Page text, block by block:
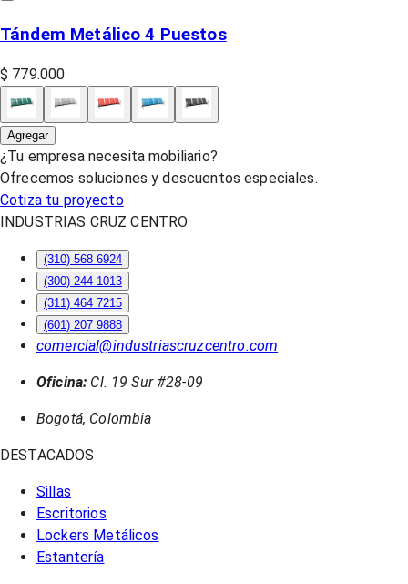
Tándem Metálico 4 Puestos
$ 779.000
Agregar
¿Tu empresa necesita mobiliario?
Ofrecemos soluciones y descuentos especiales.
Cotiza tu proyecto
INDUSTRIAS CRUZ CENTRO
(310) 568 6924
(300) 244 1013
(311) 464 7215
(601) 207 9888
comercial@industriascruzcentro.com
Oficina: Cl. 19 Sur #28-09
Bogotá, Colombia
DESTACADOS
Sillas
Escritorios
Lockers Metálicos
Estantería